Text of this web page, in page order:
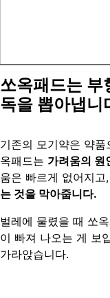
쏘옥패드는 부
독을 뽑아냅니
기존의 모기약은 약
옥패드는 가려움의 원
움은 빠르게 없어지
는 것을 막아줍니다.
벌레에 물렸을 때 쏘
이 빠져 나오는 게 보
가라앉습니다.